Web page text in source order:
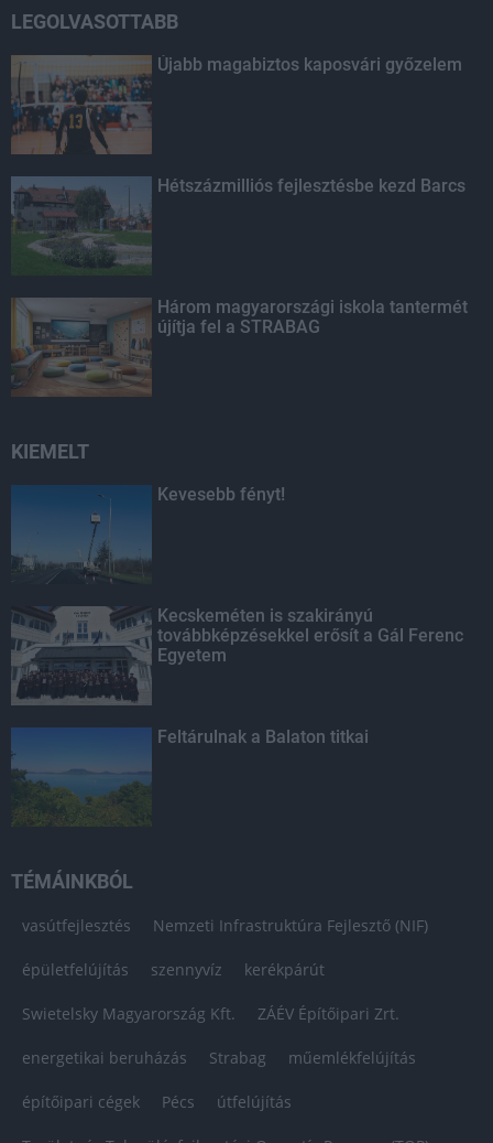
LEGOLVASOTTABB
Újabb magabiztos kaposvári győzelem
Hétszázmilliós fejlesztésbe kezd Barcs
Három magyarországi iskola tantermét
újítja fel a STRABAG
KIEMELT
Kevesebb fényt!
Kecskeméten is szakirányú
továbbképzésekkel erősít a Gál Ferenc
Egyetem
Feltárulnak a Balaton titkai
TÉMÁINKBÓL
vasútfejlesztés Nemzeti Infrastruktúra Fejlesztő (NIF)
épületfelújítás szennyvíz kerékpárút
Swietelsky Magyarország Kft. ZÁÉV Építőipari Zrt.
energetikai beruházás Strabag műemlékfelújítás
építőipari cégek Pécs útfelújítás